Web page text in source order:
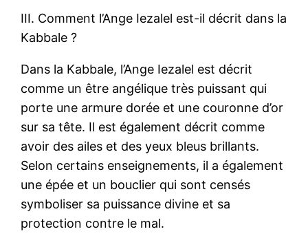
III. Comment l’Ange Iezalel est-il décrit dans la
Kabbale ?
Dans la Kabbale, l’Ange Iezalel est décrit
comme un être angélique très puissant qui
porte une armure dorée et une couronne d’or
sur sa tête. Il est également décrit comme
avoir des ailes et des yeux bleus brillants.
Selon certains enseignements, il a également
une épée et un bouclier qui sont censés
symboliser sa puissance divine et sa
protection contre le mal.